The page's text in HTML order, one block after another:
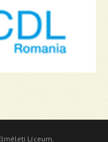
Líceum.